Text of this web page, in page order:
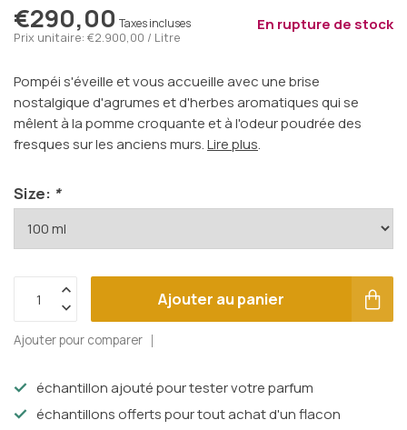
€290,00 Taxes incluses
Prix unitaire: €2.900,00 / Litre
En rupture de stock
Pompéi s'éveille et vous accueille avec une brise
nostalgique d'agrumes et d'herbes aromatiques qui se
mêlent à la pomme croquante et à l'odeur poudrée des
fresques sur les anciens murs.Lire plus.
Size: *
Ajouter au panier
Ajouter pour comparer
échantillon ajouté pour tester votre parfum
échantillons offerts pour tout achat d'un flacon